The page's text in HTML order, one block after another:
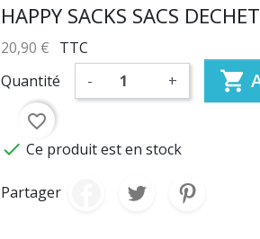
HAPPY SACKS SACS
20,90 € TTC
Quantité
- + 
favorite_border
 Ce produit est en stock
Partager